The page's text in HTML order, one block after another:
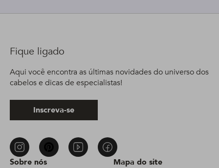
Sobre nós
Mapa do site
Fique ligado
Aqui você encontra as últimas novidades do universo dos
cabelos e dicas de especialistas!
Inscreva-se